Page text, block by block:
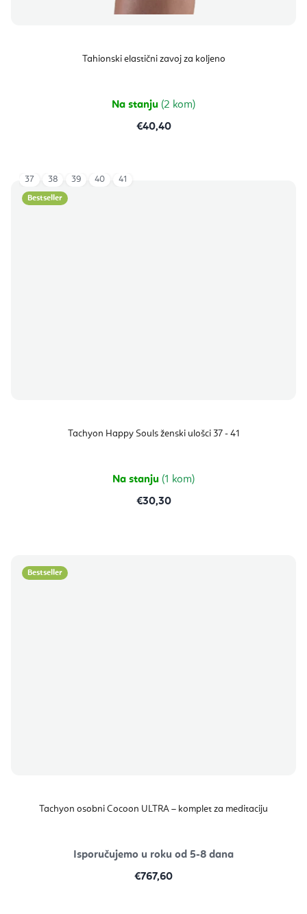
Tahionski elastični zavoj za koljeno
Na stanju (2 kom)
€40,40
Bestseller
Tachyon Happy Souls ženski ulošci 37 - 41
Na stanju (1 kom)
€30,30
37 38 39 40 41
Bestseller
Tachyon osobni Cocoon ULTRA – komplet za meditaciju
Isporučujemo u roku od 5-8 dana
€767,60